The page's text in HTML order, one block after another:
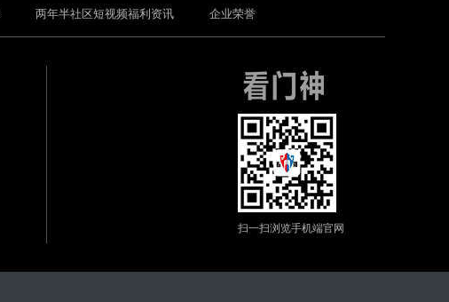
两年半社区短视频福利资讯 企业荣誉
扫一扫浏览手机端官网